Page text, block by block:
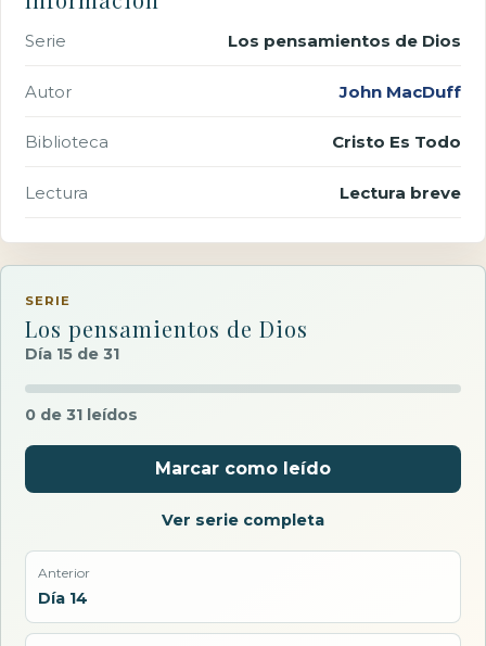
Serie Los pensamientos de Dios
Autor John MacDuff
Biblioteca Cristo Es Todo
Lectura Lectura breve
SERIE
Los pensamientos de Dios
Día 15 de 31
0 de 31 leídos
Marcar como leído
Ver serie completa
Anterior
Día 14